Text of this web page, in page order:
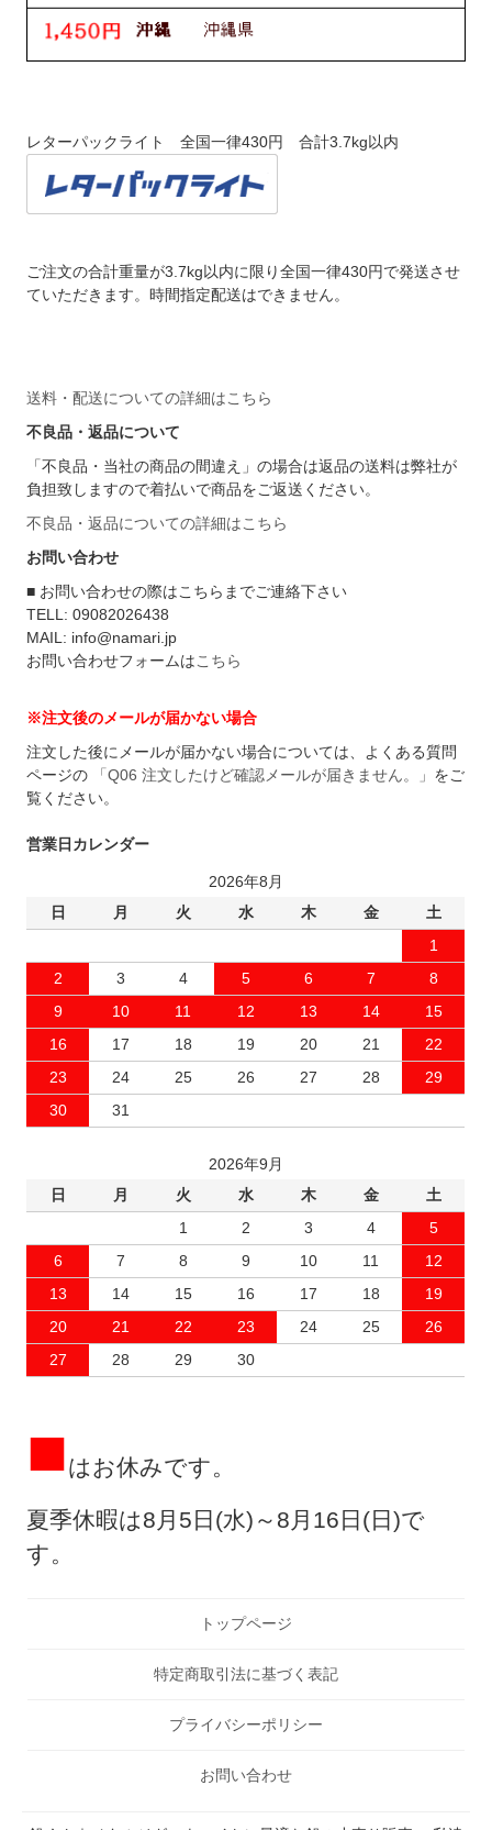
レターパックライト 全国一律430円 合計3.7kg以内
ご注文の合計重量が3.7kg以内に限り全国一律430円で発送させ
ていただきます。時間指定配送はできません。
送料・配送についての詳細はこちら
不良品・返品について
「不良品・当社の商品の間違え」の場合は返品の送料は弊社が
負担致しますので着払いで商品をご返送ください。
不良品・返品についての詳細はこちら
お問い合わせ
■ お問い合わせの際はこちらまでご連絡下さい
TELL: 09082026438
MAIL: info@namari.jp
お問い合わせフォームはこちら
※注文後のメールが届かない場合
注文した後にメールが届かない場合については、よくある質問
ページの
「Q06 注文したけど確認メールが届きません。」 をご
覧ください。
営業日カレンダー
2026年8月
日
月 火 水 木 金
土
1
2
3 4 5 6 7
8
9
10 11 12 13 14
15
16
17 18 19 20 21
22
23
24 25 26 27 28
29
30
31
2026年9月
日
月 火 水 木 金
土
1
2 3 4
5
6
7 8 9 10 11
12
13
14 15 16 17 18
19
20
21 22 23 24 25
26
27
28 29 30
■はお休みです。
夏季休暇は8月5日(水)～8月16日(日)で
す。
トップページ
特定商取引法に基づく表記
プライバシーポリシー
お問い合わせ